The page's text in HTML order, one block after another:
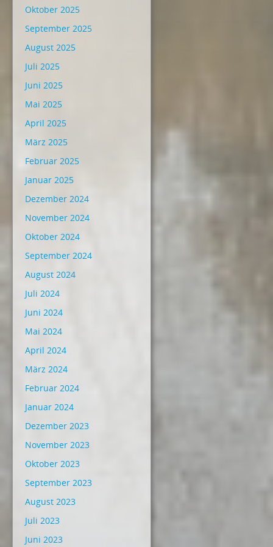
Oktober 2025
September 2025
August 2025
Juli 2025
Juni 2025
Mai 2025
April 2025
März 2025
Februar 2025
Januar 2025
Dezember 2024
November 2024
Oktober 2024
September 2024
August 2024
Juli 2024
Juni 2024
Mai 2024
April 2024
März 2024
Februar 2024
Januar 2024
Dezember 2023
November 2023
Oktober 2023
September 2023
August 2023
Juli 2023
Juni 2023